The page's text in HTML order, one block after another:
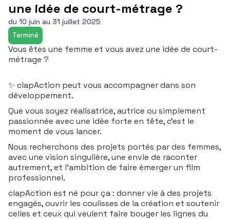
une idée de court-métrage ?
du 10 juin au 31 juillet 2025
Terminé
Vous êtes une femme et vous avez une idée de court-
métrage ?
✨ clapAction peut vous accompagner dans son
développement.
Que vous soyez réalisatrice, autrice ou simplement
passionnée avec une idée forte en tête, c’est le
moment de vous lancer.
Nous recherchons des projets portés par des femmes,
avec une vision singulière, une envie de raconter
autrement, et l’ambition de faire émerger un film
professionnel.
clapAction est né pour ça : donner vie à des projets
engagés, ouvrir les coulisses de la création et soutenir
celles et ceux qui veulent faire bouger les lignes du